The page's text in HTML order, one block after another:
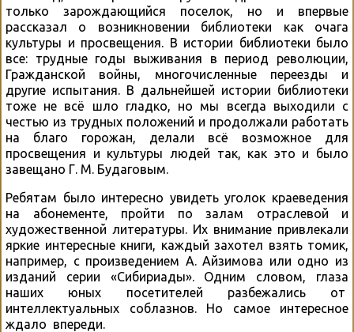
только зарождающийся поселок, но и впервые
рассказал о возникновении библиотеки как очага
культуры и просвещения. В истории библиотеки было
все: трудные годы выживания в период революции,
Гражданской войны, многочисленные переезды и
другие испытания. В дальнейшей истории библиотеки
тоже не всё шло гладко, но мы всегда выходили с
честью из трудных положений и продолжали работать
на благо горожан, делали всё возможное для
просвещения и культуры людей так, как это и было
завещано Г. М. Будаговым.
Ребятам было интересно увидеть уголок краеведения
на абонементе, пройти по залам отраслевой и
художественной литературы. Их внимание привлекали
яркие интересные книги, каждый захотел взять томик,
например, с произведением А. Айзимова или одно из
изданий серии «Сибириады». Одним словом, глаза
наших юных посетителей разбежались от
интеллектуальных соблазнов. Но самое интересное
ждало впереди.